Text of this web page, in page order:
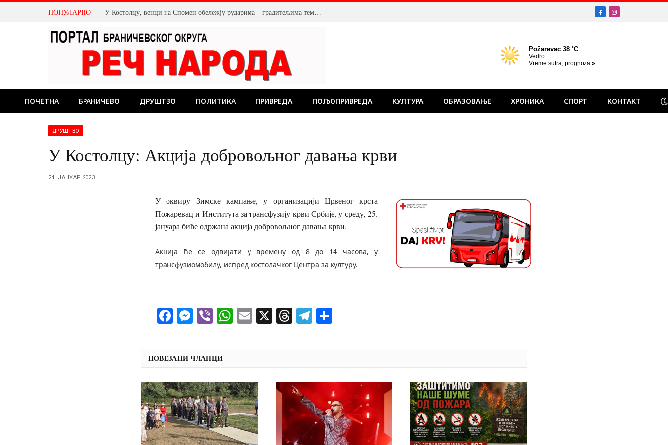
ПОПУЛАРНО У Костолцу, венци на Спомен обележју рударима – градитељима темеља будућности FacebookInstagram
ПОЧЕТНА БРАНИЧЕВО ДРУШТВО ПОЛИТИКА ПРИВРЕДА ПОЉОПРИВРЕДА КУЛТУРА ОБРАЗОВАЊЕ ХРОНИКА СПОРТ КОНТАКТ
ДРУШТВО
У Костолцу: Акција добровољног давања крви
24. ЈАНУАР 2023.
У оквиру Зимске кампање, у организацији Црвеног крста
Пожаревац и Института за трансфузију крви Србије, у среду, 25.
јануара биће одржана акција добровољног давања крви.
Акција ће се одвијати у времену од 8 до 14 часова, у
трансфузиомобилу, испред костолачког Центра за културу.
Facebook
Messenger
ViberWhatsApp
Email
X ThreadsTelegram
ПОВЕЗАНИ ЧЛАНЦИ